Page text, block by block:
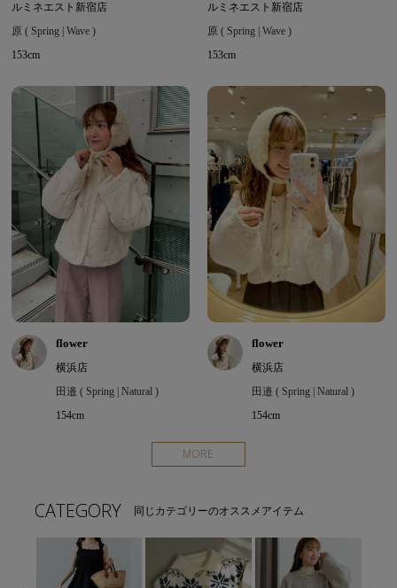
ルミネエスト新宿店
原 ( Spring | Wave )
153cm
ルミネエスト新宿店
原 ( Spring | Wave )
153cm
flower
横浜店
田邉 ( Spring | Natural )
154cm
flower
横浜店
田邉 ( Spring | Natural )
154cm
MORE
CATEGORY 同じカテゴリーのオススメアイテム